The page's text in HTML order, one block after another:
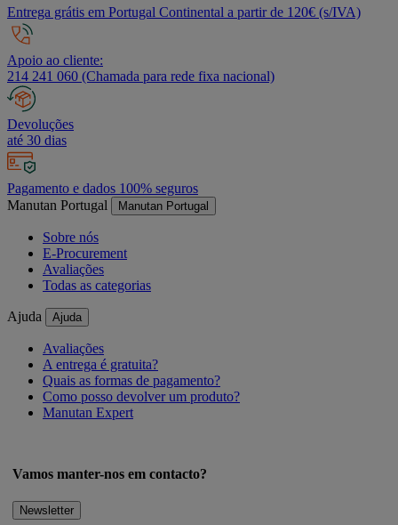
Entrega grátis em Portugal Continental a partir de 120€ (s/IVA)
Apoio ao cliente:
214 241 060 (Chamada para rede fixa nacional)
Devoluções
até 30 dias
Pagamento e dados 100% seguros
Manutan Portugal
Manutan Portugal
Sobre nós
E-Procurement
Avaliações
Todas as categorias
Ajuda Ajuda
Avaliações
A entrega é gratuita?
Quais as formas de pagamento?
Como posso devolver um produto?
Manutan Expert
Vamos manter-nos em contacto?
Newsletter